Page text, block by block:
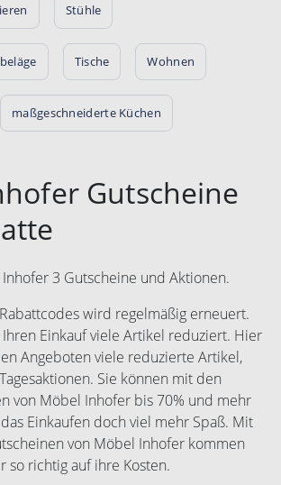
Stühle
Tische Wohnen
maßgeschneiderte Küchen
Gutscheine
3 Gutscheine und Aktionen.
wird regelmäßig erneuert.
Einkauf viele Artikel reduziert. Hier
Angeboten viele reduzierte Artikel,
Sie können mit den
von Möbel Inhofer bis 70% und mehr
Einkaufen doch viel mehr Spaß. Mit
von Möbel Inhofer kommen
so richtig auf ihre Kosten.